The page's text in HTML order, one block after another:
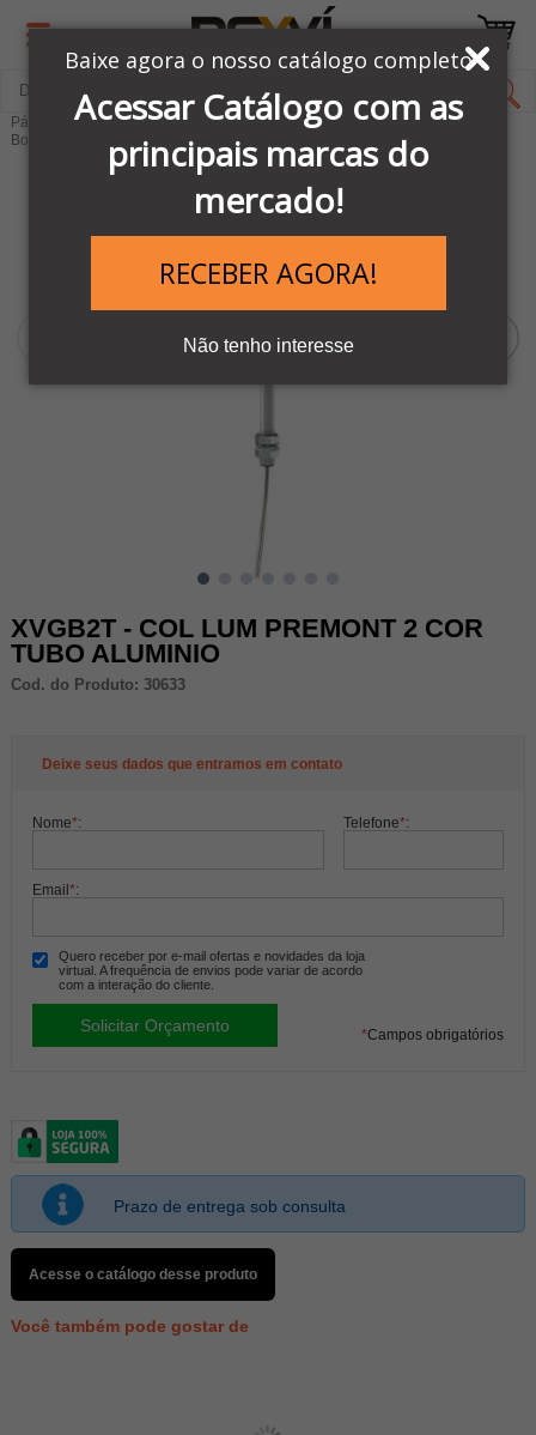
Baixe agora o nosso catálogo completo
Acessar Catálogo com as
principais marcas do
mercado!
RECEBER AGORA!
Não tenho interesse
Página Inicial
LINHA AUTOMAÇÃO SCHNEIDER
Botões e comandos Elétricos
Torre Luminosa
XVGB2T - COL LUM PREMONT 2 COR
TUBO ALUMINIO
Cod. do Produto: 30633
Deixe seus dados que entramos em contato
Nome*: Telefone*:
Email*:
Quero receber por e-mail ofertas e novidades da loja
virtual. A frequência de envios pode variar de acordo
com a interação do cliente.
*Campos obrigatórios
Prazo de entrega sob consulta
Acesse o catálogo desse produto
Você também pode gostar de